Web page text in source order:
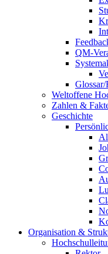
QM-
Weltoffene
Zahlen &
Geschichte
Organisation &